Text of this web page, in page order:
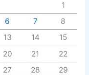
1
6 7
8
13 14
15
20 21
22
27 28
29